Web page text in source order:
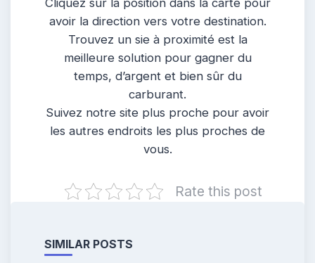
avoir la direction vers votre destination.
Trouvez un sie à proximité est la
meilleure solution pour gagner du
temps, d’argent et bien sûr du
carburant.
Suivez notre site plus proche pour avoir
les autres endroits les plus proches de
vous.
Rate this post
SIMILAR POSTS